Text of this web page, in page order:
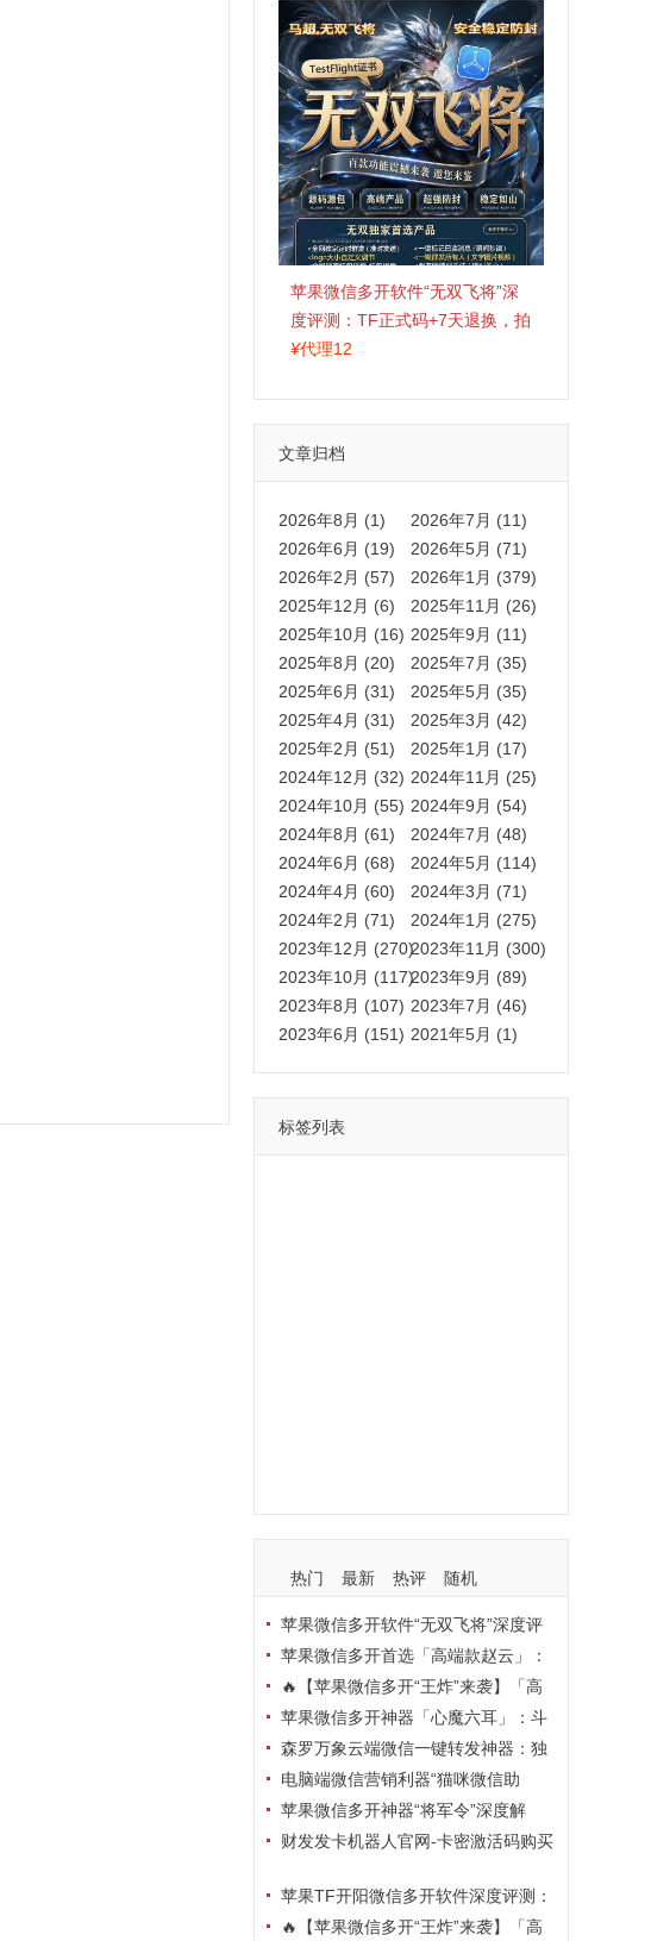
苹果微信多开软件“无双飞将”深
度评测：TF正式码+7天退换，拍
拍卡激活码商城正品保障
¥代理12
文章归档
2026年8月 (1)
2026年7月 (11)
2026年6月 (19)
2026年5月 (71)
2026年2月 (57)
2026年1月 (379)
2025年12月 (6)
2025年11月 (26)
2025年10月 (16) 2025年9月 (11)
2025年8月 (20)
2025年7月 (35)
2025年6月 (31)
2025年5月 (35)
2025年4月 (31)
2025年3月 (42)
2025年2月 (51)
2025年1月 (17)
2024年12月 (32) 2024年11月 (25)
2024年10月 (55) 2024年9月 (54)
2024年8月 (61)
2024年7月 (48)
2024年6月 (68)
2024年5月 (114)
2024年4月 (60)
2024年3月 (71)
2024年2月 (71)
2024年1月 (275)
2023年12月 (270)2023年11月 (300)
2023年10月 (117)2023年9月 (89)
2023年8月 (107) 2023年7月 (46)
2023年6月 (151) 2021年5月 (1)
标签列表
热门 最新 热评 随机
苹果微信多开软件“无双飞将”深度评
测：TF正式码+7天退换，拍拍卡激活
码商城正品保障
苹果微信多开首选「高端款赵云」：
TF正式码+斗战神8073包，7天退换认
准拍拍卡激活码商城
🔥【苹果微信多开“王炸”来袭】「高
端地狱火」—— TF正式码+斗战神807
3包，7天退换，安全防封，多开自由触
手可及！
苹果微信多开神器「心魔六耳」：斗
战神8073包+7天退换，认准拍拍卡激
活码商城
森罗万象云端微信一键转发神器：独
家源码·安全防封·月卡季卡半年卡年卡
授权，7天无理由退换！
电脑端微信营销利器“猫咪微信助
手”深度评测：7大模块功能全解析，多
卡种授权灵活选
苹果微信多开神器“将军令”深度解
析：8073版本包+TF外侧码，微商营销
财发发卡机器人官网-卡密激活码购买
换苹果TF开阳微信多开软件深度评测：
凡尔赛8069包功能全解析，TestFlight
🔥【苹果微信多开“王炸”来袭】「高